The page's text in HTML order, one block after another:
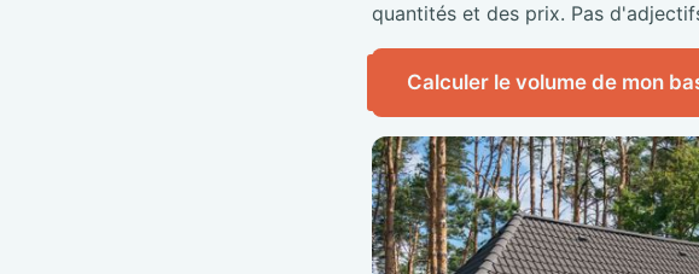
quantités et des prix. Pas
Calculer le volume de mon